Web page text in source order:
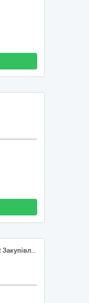
MOES-UIHERP-C2-MERGERS-35/R2 Закупівля квадрокоптера з обладнанням для аерофотограмметрії та лідарної зйомки для ІФНТУНГ